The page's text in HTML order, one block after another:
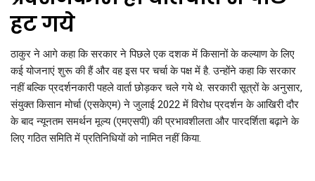
हट गये
ठाकुर ने आगे कहा कि सरकार ने पिछले एक दशक में किसानों के कल्याण के लिए
कई योजनाएं शुरू की हैं और वह इस पर चर्चा के पक्ष में है. उन्होंने कहा कि सरकार
नहीं बल्कि प्रदर्शनकारी पहले वार्ता छोड़कर चले गये थे. सरकारी सूत्रों के अनुसार,
संयुक्त किसान मोर्चा (एसकेएम) ने जुलाई 2022 में विरोध प्रदर्शन के आखिरी दौर
के बाद न्यूनतम समर्थन मूल्य (एमएसपी) की प्रभावशीलता और पारदर्शिता बढ़ाने के
लिए गठित समिति में प्रतिनिधियों को नामित नहीं किया.